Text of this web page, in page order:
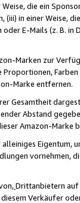
die ein
in einer Weise,
E-Mails (z. B. in
Marken zur
Marke entfernen.
Gesamtheit
Abstand
Amazon-Marke
vornehmen,
Drittanbietern auf
Verkäufer